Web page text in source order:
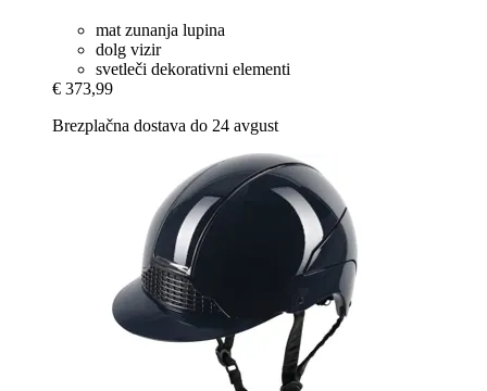
mat zunanja lupina
dolg vizir
svetleči dekorativni elementi
€ 373,99
Brezplačna dostava do 24 avgust